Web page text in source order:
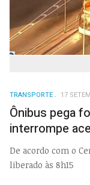
TRANSPORTE 17
Ônibus pega
interrompe
De acordo com o
liberado às 8h15